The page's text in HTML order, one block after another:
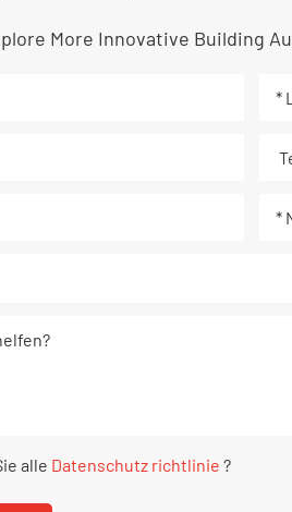
More Innovative Building
alle Datenschutz richtlinie ?